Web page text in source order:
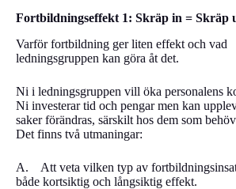
Fortbildningseffekt 1: Skräp in = Skräp
Varför fortbildning ger liten effekt och vad
ledningsgruppen kan göra åt det.
Ni i ledningsgruppen vill öka personalens
Ni investerar tid och pengar men kan
saker förändras, särskilt hos dem som
Det finns två utmaningar:
A. Att veta vilken typ av
både kortsiktig och långsiktig effekt.